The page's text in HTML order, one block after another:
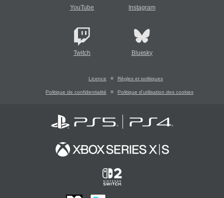
YouTube Instagram
Twitch Bluesky
Licence Règles et politiques
Politique de confidentialité Politique d'utilisation des cookies